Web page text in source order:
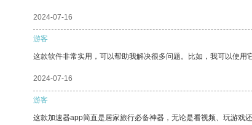
2024-07-16
游客
这款软件非常实用，可以帮助我解决很多问题。比如，我可以使用
2024-07-16
游客
这款加速器app简直是居家旅行必备神器，无论是看视频、玩游戏